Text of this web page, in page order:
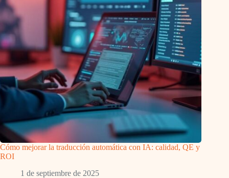
Cómo mejorar la traducción automática con IA: calidad, QE y
ROI
1 de septiembre de 2025